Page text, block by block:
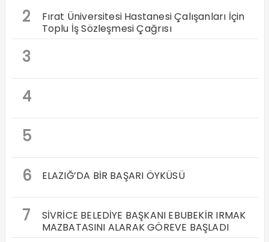
2
Fırat Üniversitesi Hastanesi Çalışanları İçin
Toplu İş Sözleşmesi Çağrısı
3
4
5
6
ELAZIĞ’DA BİR BAŞARI ÖYKÜSÜ
7
SİVRİCE BELEDİYE BAŞKANI EBUBEKİR IRMAK
MAZBATASINI ALARAK GÖREVE BAŞLADI